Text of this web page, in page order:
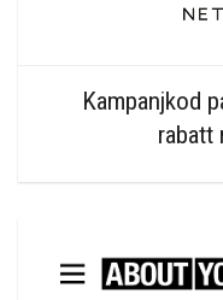
Kampanjkod
rabatt